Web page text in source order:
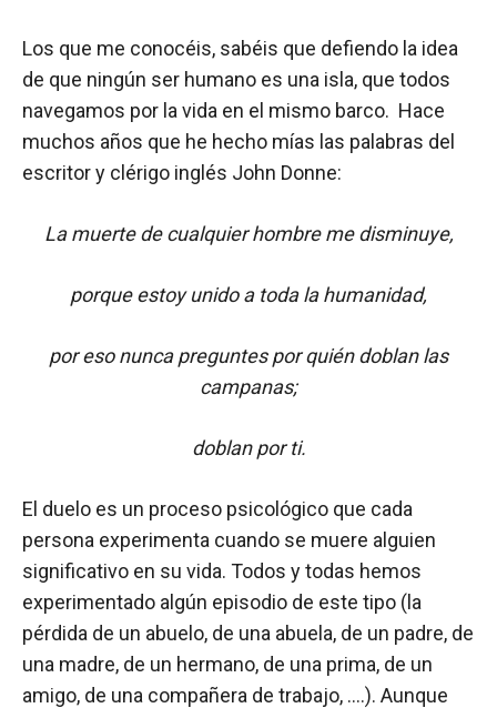
Los que me conocéis, sabéis que defiendo la idea
de que ningún ser humano es una isla, que todos
navegamos por la vida en el mismo barco. Hace
muchos años que he hecho mías las palabras del
escritor y clérigo inglés John Donne:
La muerte de cualquier hombre me disminuye,
porque estoy unido a toda la humanidad,
por eso nunca preguntes por quién doblan las
campanas;
doblan por ti.
El duelo es un proceso psicológico que cada
persona experimenta cuando se muere alguien
significativo en su vida. Todos y todas hemos
experimentado algún episodio de este tipo (la
pérdida de un abuelo, de una abuela, de un padre, de
una madre, de un hermano, de una prima, de un
amigo, de una compañera de trabajo, ….). Aunque